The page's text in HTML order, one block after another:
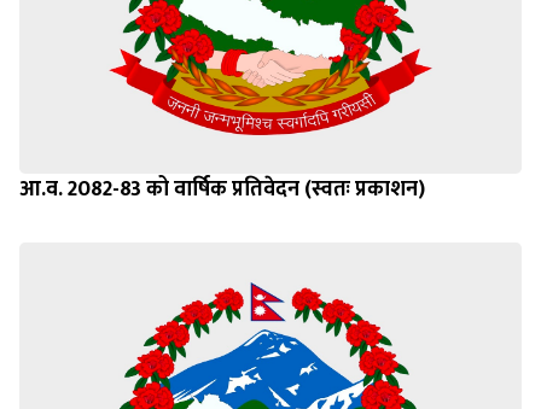
आ.व. 2082-83 को वार्षिक प्रतिवेदन (स्वतः प्रकाशन)